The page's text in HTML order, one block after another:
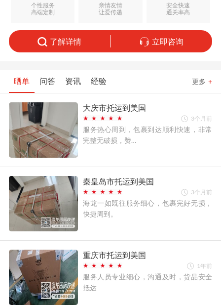
个性服务
高端定制
亲情友情
让爱传递
安全快速
通关率高
了解详情 立即咨询
晒单 问答 资讯 经验 更多 +
大庆市托运到美国
3个月前
服务热心周到，包裹到达顺利快速，非常
完整无破损，赞…
秦皇岛市托运到美国
3个月前
海龙一如既往服务细心，包裹完好无损，
快捷周到。
重庆市托运到美国
1年前
服务人员专业细心，沟通及时，货品安全
抵达